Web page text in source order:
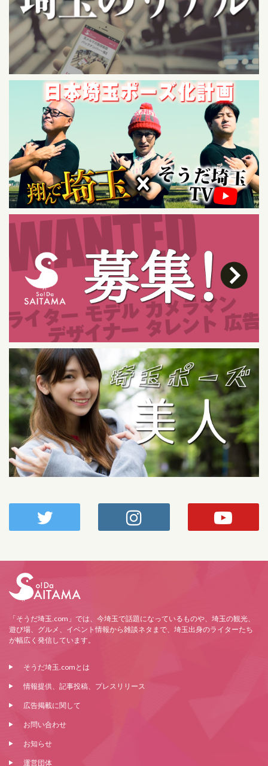
「そうだ埼玉.com」では、今埼玉で話題になっているものや、埼玉の観光、
遊び場、グルメ、イベント情報から雑談ネタまで、埼玉出身のライターたち
が幅広く発信しています。
そうだ埼玉.comとは
情報提供、記事投稿、プレスリリース
広告掲載に関して
お問い合わせ
お知らせ
運営団体